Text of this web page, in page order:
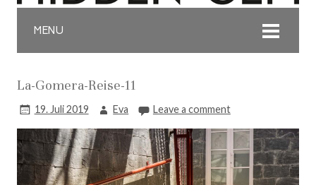
MENU
La-Gomera-Reise-11
19. Juli 2019 Eva Leave a comment